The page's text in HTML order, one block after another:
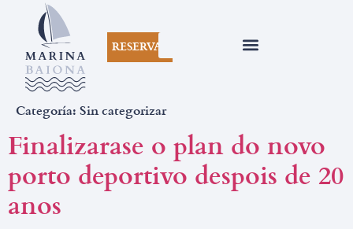
RESERVAS
Categoría: Sin categorizar
Finalizarase o plan do novo
porto deportivo despois de 20
anos